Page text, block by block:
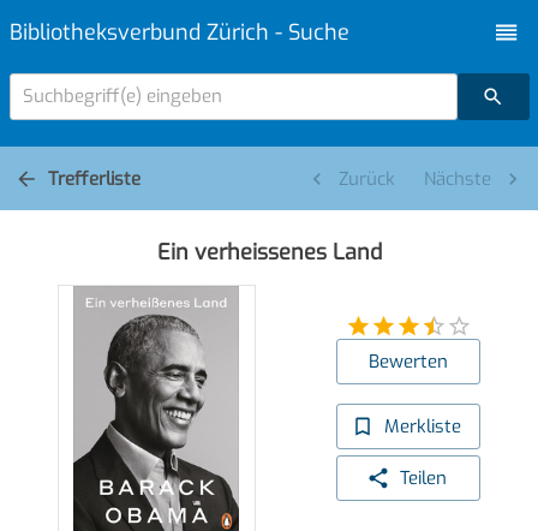
Bibliotheksverbund Zürich - Suche
Suchbegriff(e) eingeben
Trefferliste Zurück Nächste
Ein verheissenes Land
Bewerten
Merkliste
Teilen